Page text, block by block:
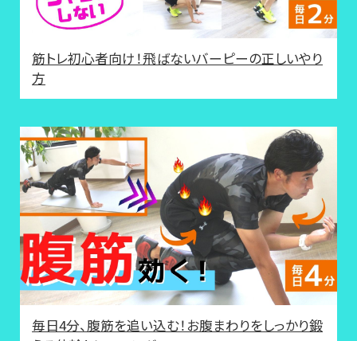
筋トレ初心者向け！飛ばないバーピーの正しいやり
方
毎日4分、腹筋を追い込む！お腹まわりをしっかり鍛